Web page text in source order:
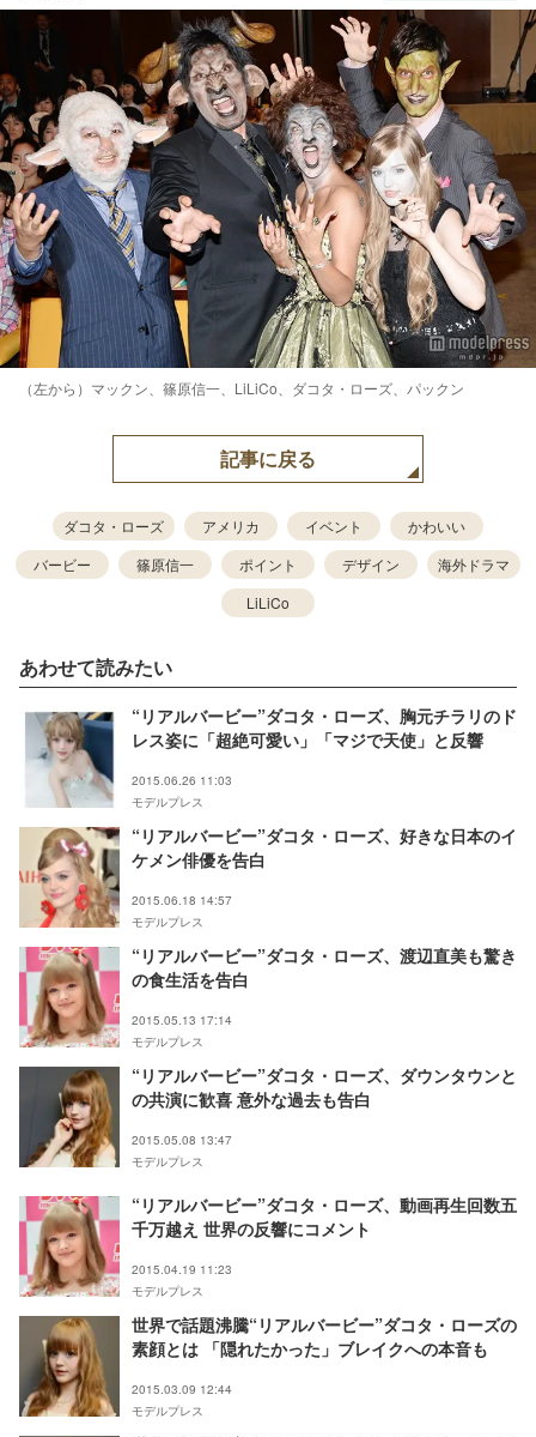
（左から）マックン、篠原信一、LiLiCo、ダコタ・ローズ、パックン
記事に戻る
ダコタ・ローズ アメリカ イベント
かわいい
バービー
篠原信一 ポイント デザイン
海外ドラマ
LiLiCo
あわせて読みたい
“リアルバービー”ダコタ・ローズ、胸元チラリのド
レス姿に「超絶可愛い」「マジで天使」と反響
2015.06.26 11:03
モデルプレス
“リアルバービー”ダコタ・ローズ、好きな日本のイ
ケメン俳優を告白
2015.06.18 14:57
モデルプレス
“リアルバービー”ダコタ・ローズ、渡辺直美も驚き
の食生活を告白
2015.05.13 17:14
モデルプレス
“リアルバービー”ダコタ・ローズ、ダウンタウンと
の共演に歓喜 意外な過去も告白
2015.05.08 13:47
モデルプレス
“リアルバービー”ダコタ・ローズ、動画再生回数五
千万越え 世界の反響にコメント
2015.04.19 11:23
モデルプレス
世界で話題沸騰“リアルバービー”ダコタ・ローズの
素顔とは 「隠れたかった」ブレイクへの本音も
2015.03.09 12:44
モデルプレス